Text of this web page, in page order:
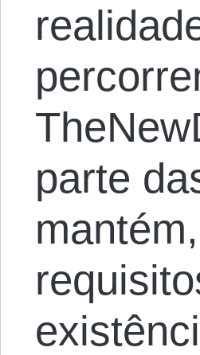
parte